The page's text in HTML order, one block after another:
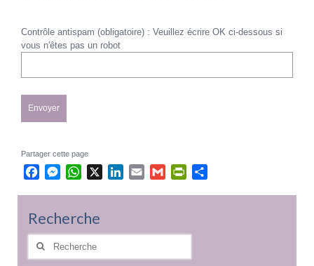
Contrôle antispam (obligatoire) : Veuillez écrire OK ci-dessous si
vous n'êtes pas un robot
Partager cette page
FacebookMessenger
WhatsAppLinkedIn
Email Gmail PrintFriendly
Recherche
Rechercher